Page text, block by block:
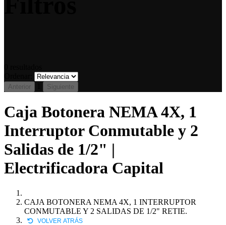
Anterior Siguiente
Caja Botonera NEMA 4X, 1
Interruptor Conmutable y 2
Salidas de 1/2" |
Electrificadora Capital
CAJA BOTONERA NEMA 4X, 1 INTERRUPTOR
CONMUTABLE Y 2 SALIDAS DE 1/2" RETIE.
VOLVER ATRÁS